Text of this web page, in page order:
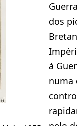
dos
à
numa